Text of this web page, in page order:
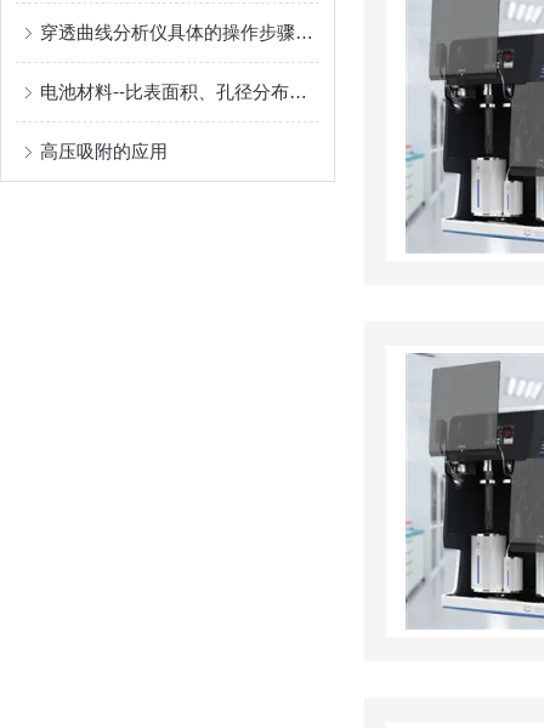
穿透曲线分析仪具体的操作步骤如下
电池材料--比表面积、孔径分布及真密度测试解决方案
高压吸附的应用